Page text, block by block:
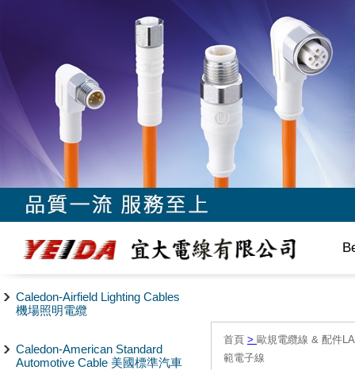
Caledon-Airfield Lighting Cables
機場照明電纜
Caledon-American Standard
Automotive Cable 美國標準汽車
首頁 > 歐規電纜線 & 配件
範電子線